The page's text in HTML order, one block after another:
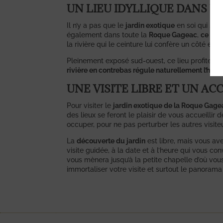
UN LIEU IDYLLIQUE DANS
Il n’y a pas que le jardin exotique en soi qui
également dans toute la Roque Gageac,ce
la rivière qui le ceinture lui confère un côté
Pleinement exposé sud-ouest, ce lieu profite
rivière en contrebas régule naturellement
UNE VISITE LIBRE ET UN
Pour visiter le jardin exotique de la Roque
des lieux se feront le plaisir de vous accueillir
occuper, pour ne pas perturber les autres
Ladécouverte du jardin est libre, mais vous
visite guidée, à la date et à l’heure qui vous
vous mènera jusqu’à la petite chapelle d’où
immortaliser votre visite et surtout le